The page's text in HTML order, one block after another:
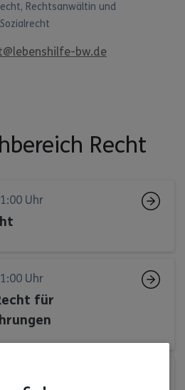
Rechtsanwältin und
bw.de
Recht
Uhr
Uhr
für